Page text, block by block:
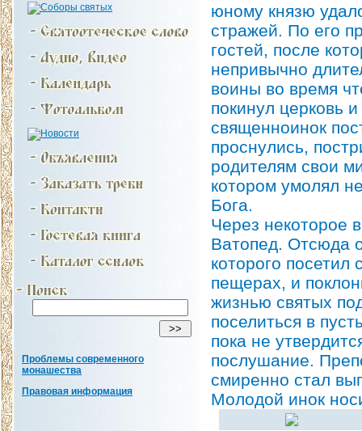
Проблемы современного
монашества
Правовая информация
юному князю
стражей. По его
гостей, после
непривычно
воины во время
покинул церковь
священноинок
проснулись,
родителям свои
котором умолял
Бога.
Через некоторое
Ватопед. Отсюда
которого
пещерах, и
жизнью святых
поселиться в
пока не
послушание.
смиренно стал
Молодой инок